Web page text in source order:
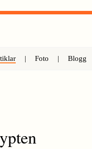
| Foto | Blogg